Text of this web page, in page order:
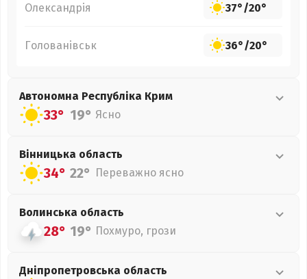
Олександрія 37°/20°
Голованівськ 36°/20°
Автономна Республіка Крим
33° 19° Ясно
Вінницька область
34° 22° Переважно ясно
Волинська область
28° 19° Похмуро, грози
Дніпропетровська область